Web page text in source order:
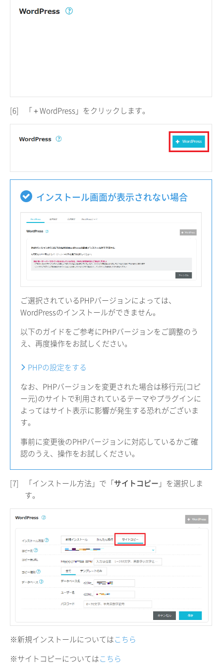
[6] 「＋WordPress」をクリックします。
インストール画面が表示されない場合
ご選択されているPHPバージョンによっては、
WordPressのインストールができません。
以下のガイドをご参考にPHPバージョンをご調整のう
え、再度操作をお試しください。
PHPの設定をする
なお、PHPバージョンを変更された場合は移行元(コピ
ー元)のサイトで利用されているテーマやプラグインに
よってはサイト表示に影響が発生する恐れがございま
す。
事前に変更後のPHPバージョンに対応しているかご確
認のうえ、操作をお試しください。
[7] 「インストール方法」で「サイトコピー 」を選択しま
す。
※新規インストールについてはこちら
※サイトコピーについてはこちら